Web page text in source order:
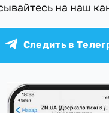
на наш
Следить в